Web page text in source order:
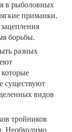
в рыболовных
приманки.
борьбы.
разных
существуют
видов
тройников
Необходимо